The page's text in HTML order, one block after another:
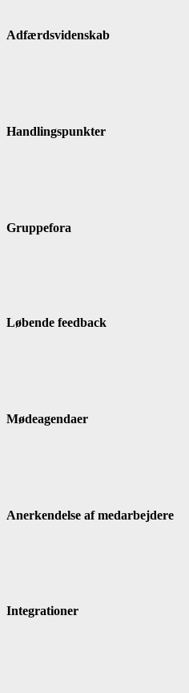
Adfærdsvidenskab
Handlingspunkter
Gruppefora
Løbende feedback
Mødeagendaer
Anerkendelse af medarbejdere
Integrationer